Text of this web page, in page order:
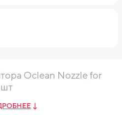
Oclean Nozzle for